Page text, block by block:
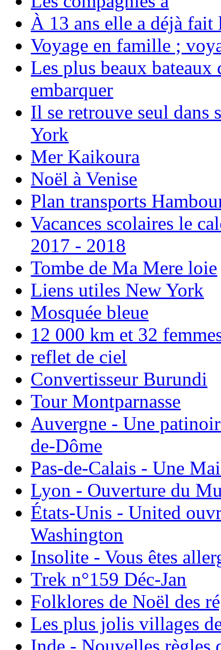
À 13 ans elle a déjà
Voyage en famille ;
Les plus beaux bateaux
embarquer
Il se retrouve seul dans
York
Mer Kaikoura
Noël à Venise
Plan transports
Vacances scolaires le
2017 - 2018
Tombe de Ma Mere loie
Liens utiles New York
Mosquée bleue
12 000 km et 32
reflet de ciel
Convertisseur Burundi
Tour Montparnasse
Auvergne - Une
de-Dôme
Pas-de-Calais - Une
Lyon - Ouverture du
États-Unis - United
Washington
Insolite - Vous êtes
Trek n°159 Déc-Jan
Folklores de Noël des
Les plus jolis villages
Inde - Nouvelles règles